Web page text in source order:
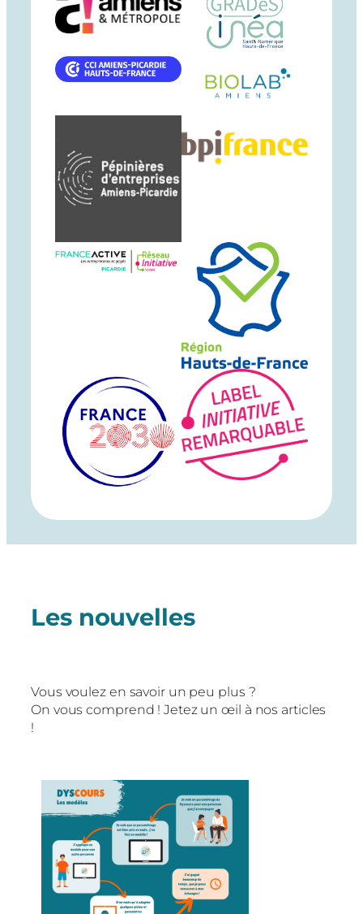
Les nouvelles
Vous voulez en savoir un peu plus ?
On vous comprend ! Jetez un œil à nos articles
!